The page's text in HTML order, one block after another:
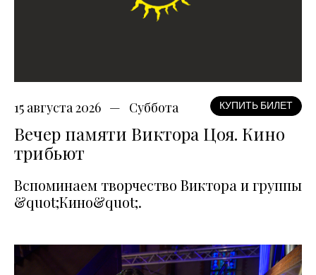
15 августа 2026 Суббота КУПИТЬ БИЛЕТ
Вечер памяти Виктора Цоя. Кино
трибьют
Вспоминаем творчество Виктора и группы
&quot;Кино&quot;.